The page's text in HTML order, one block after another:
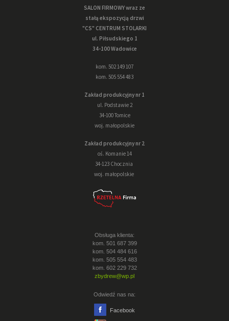
SALON FIRMOWY wraz ze
stałą ekspozycją drzwi
"CS" CENTRUM STOLARKI
ul. Piłsudskiego 1
34-100 Wadowice
kom. 502 149 107
kom. 505 554 483
Zakład produkcyjny nr 1
ul. Podstawie 2
34-100 Tomice
woj. małopolskie
Zakład produkcyjny nr 2
oś. Komanie 14
34-123 Chocznia
woj. małopolskie
Obsługa klienta:
kom. 501 687 399
kom. 504 484 616
kom. 505 554 483
kom. 602 229 732
zbydrew@wp.pl
Odwiedź nas na:
Facebook